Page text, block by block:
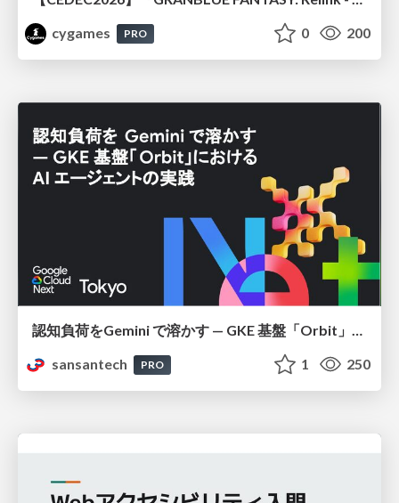
cygames
PRO 0 200
認知負荷をGemini で溶かす — GKE 基盤「Orbit」における AI エージェントの実践
sansantech
PRO 1 250